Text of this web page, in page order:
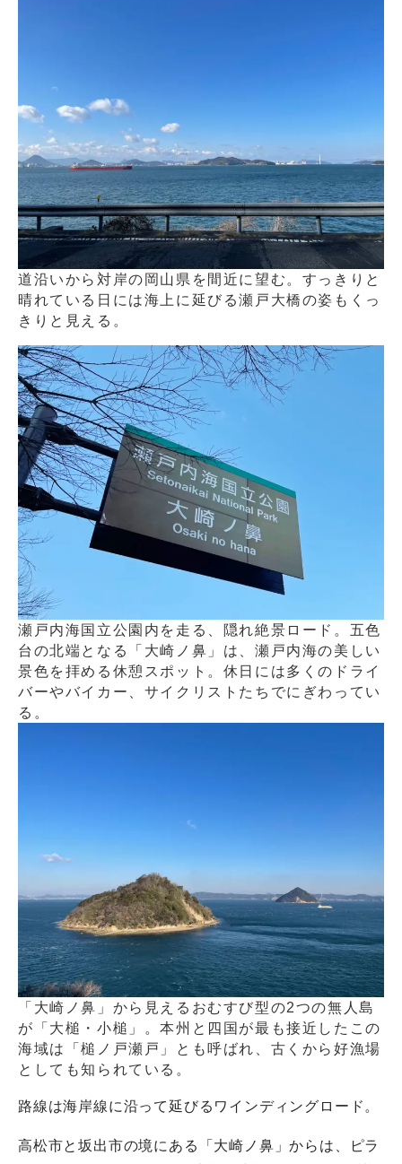
道沿いから対岸の岡山県を間近に望む。すっきりと
晴れている日には海上に延びる瀬戸大橋の姿もくっ
きりと見える。
瀬戸内海国立公園内を走る、隠れ絶景ロード。五色
台の北端となる「大崎ノ鼻」は、瀬戸内海の美しい
景色を拝める休憩スポット。休日には多くのドライ
バーやバイカー、サイクリストたちでにぎわってい
る。
「大崎ノ鼻」から見えるおむすび型の2つの無人島
が「大槌・小槌」。本州と四国が最も接近したこの
海域は「槌ノ戸瀬戸」とも呼ばれ、古くから好漁場
としても知られている。
路線は海岸線に沿って延びるワインディングロード。
高松市と坂出市の境にある「大崎ノ鼻」からは、ピラ